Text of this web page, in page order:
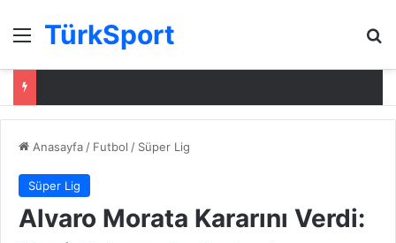
Menü
TürkSport
Anasayfa / Futbol / Süper Lig
Süper Lig
Alvaro Morata Kararını Verdi: